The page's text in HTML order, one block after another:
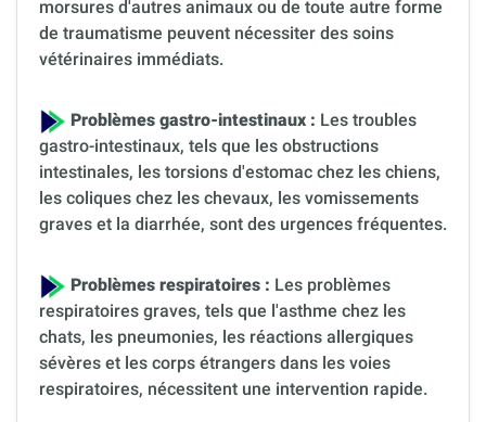
morsures d'autres animaux ou de toute autre forme
de traumatisme peuvent nécessiter des soins
vétérinaires immédiats.
Problèmes gastro-intestinaux : Les troubles
gastro-intestinaux, tels que les obstructions
intestinales, les torsions d'estomac chez les chiens,
les coliques chez les chevaux, les vomissements
graves et la diarrhée, sont des urgences fréquentes.
Problèmes respiratoires : Les problèmes
respiratoires graves, tels que l'asthme chez les
chats, les pneumonies, les réactions allergiques
sévères et les corps étrangers dans les voies
respiratoires, nécessitent une intervention rapide.